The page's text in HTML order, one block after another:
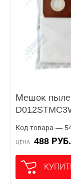
Мешок
Код товара —
ЦЕНА 488 РУБ.